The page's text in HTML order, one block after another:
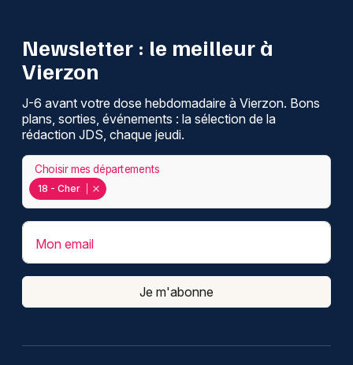
Newsletter : le meilleur à
Vierzon
J-6 avant votre dose hebdomadaire à Vierzon. Bons
plans, sorties, événements : la sélection de la
rédaction JDS, chaque jeudi.
18 - Cher
Choisir mes départements
Mon email
Je m'abonne